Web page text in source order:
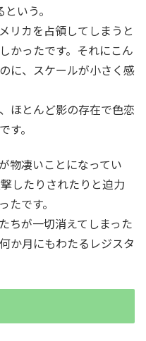
いう。
リカを占領してしまうと
かったです。それにこん
に、スケールが小さく感
ほとんど影の存在で色恋
。
物凄いことになってい
したりされたりと迫力
です。
ちが一切消えてしまった
か月にもわたるレジスタ